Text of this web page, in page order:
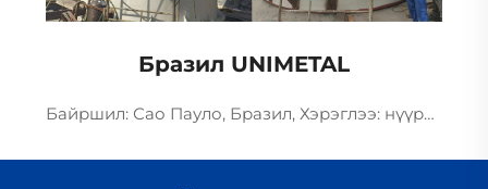
Бразил UNIMETAL
Байршил: Сао Пауло, Бразил, Хэрэглээ: нүүрсний шохойн чулууны зуух Товчхон мэдээлэл: 1 нүүрсний шохойн чулууны зуух, SNCR-ийн денитрификац + шохойн чулууны шохойн чулууны шохойн чулууны шохойн чулуу